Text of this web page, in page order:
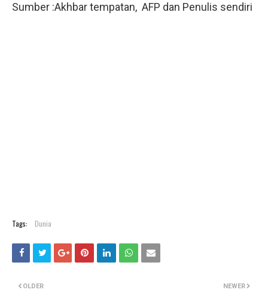
Sumber :Akhbar tempatan, AFP dan Penulis sendiri
Tags: Dunia
NEWER
OLDER